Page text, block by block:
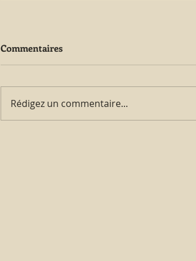
Commentaires
Rédigez un commentaire...